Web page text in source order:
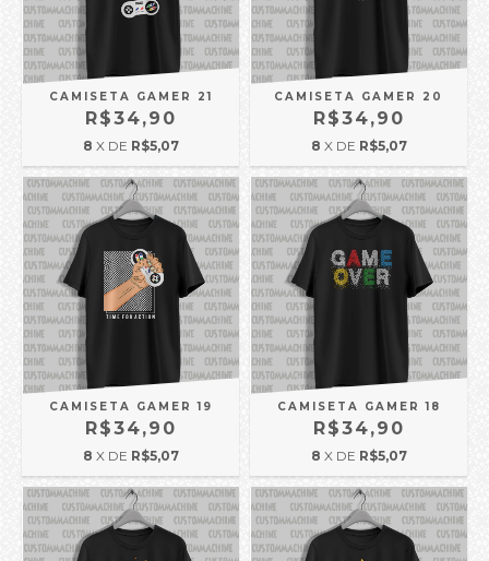
CAMISETA GAMER 21
R$34,90
8 X DE R$5,07
CAMISETA GAMER 20
R$34,90
8 X DE R$5,07
CAMISETA GAMER 19
R$34,90
8 X DE R$5,07
CAMISETA GAMER 18
R$34,90
8 X DE R$5,07